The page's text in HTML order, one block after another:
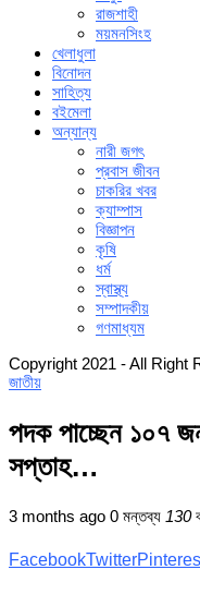
রাজশাহী
ময়মনসিংহ
খেলাধুলা
বিনোদন
সাহিত্য
বইমেলা
অন্যান্য
নারী জগৎ
প্রবাস জীবন
চাকরির খবর
ক্যাম্পাস
বিজ্ঞাপন
কৃষি
ধর্ম
স্বাস্থ্য
সম্পাদকীয়
গণমাধ্যম
Copyright 2021 - All Right
জাতীয়
পদক পাচ্ছেন ১০৭
সপ্তাহ…
3 months ago 0 মন্তব্য 130
FacebookTwitter